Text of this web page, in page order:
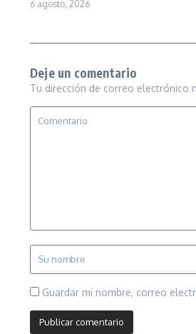
6 agosto, 2026
Deje un comentario
Tu dirección de correo electrónico
Guardar mi nombre, correo